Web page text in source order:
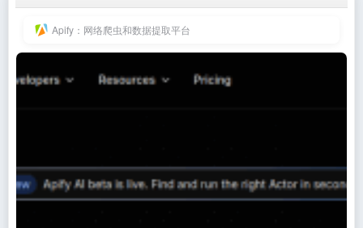
Apify：网络爬虫和数据提取平台